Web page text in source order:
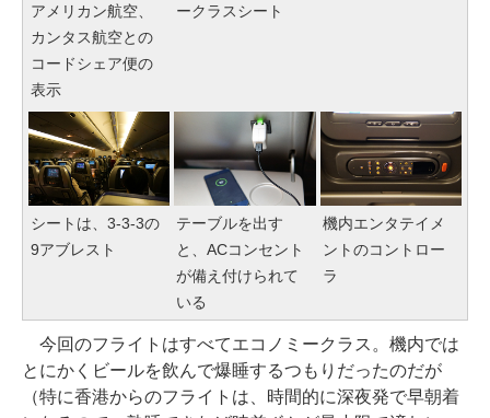
アメリカン航空、
カンタス航空との
コードシェア便の
表示
ークラスシート
シートは、3-3-3の
9アブレスト
テーブルを出す
と、ACコンセント
が備え付けられて
いる
機内エンタテイメ
ントのコントロー
ラ
今回のフライトはすべてエコノミークラス。機内では
とにかくビールを飲んで爆睡するつもりだったのだが
（特に香港からのフライトは、時間的に深夜発で早朝着